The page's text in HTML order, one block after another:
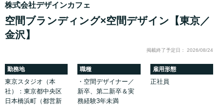
株式会社デザインカフェ
空間ブランディング×空間デザイン【東京／
金沢】
掲載終了予定日： 2026/08/24
勤務地
東京スタジオ（本
社）：東京都中央区
日本橋浜町（都営新
職種
・空間デザイナー／
新卒、第二新卒＆実
務経験3年未満
雇用形態
正社員